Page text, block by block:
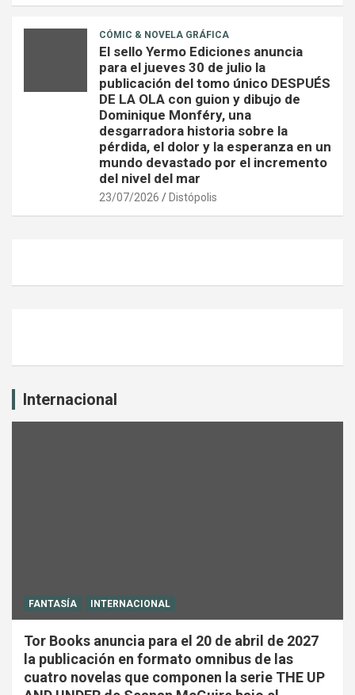
CÓMIC & NOVELA GRÁFICA
El sello Yermo Ediciones anuncia
para el jueves 30 de julio la
publicación del tomo único DESPUÉS
DE LA OLA con guion y dibujo de
Dominique Monféry, una
desgarradora historia sobre la
pérdida, el dolor y la esperanza en un
mundo devastado por el incremento
del nivel del mar
23/07/2026 Distópolis
Internacional
FANTASÍA INTERNACIONAL
Tor Books anuncia para el 20 de abril de 2027
la publicación en formato omnibus de las
cuatro novelas que componen la serie THE UP